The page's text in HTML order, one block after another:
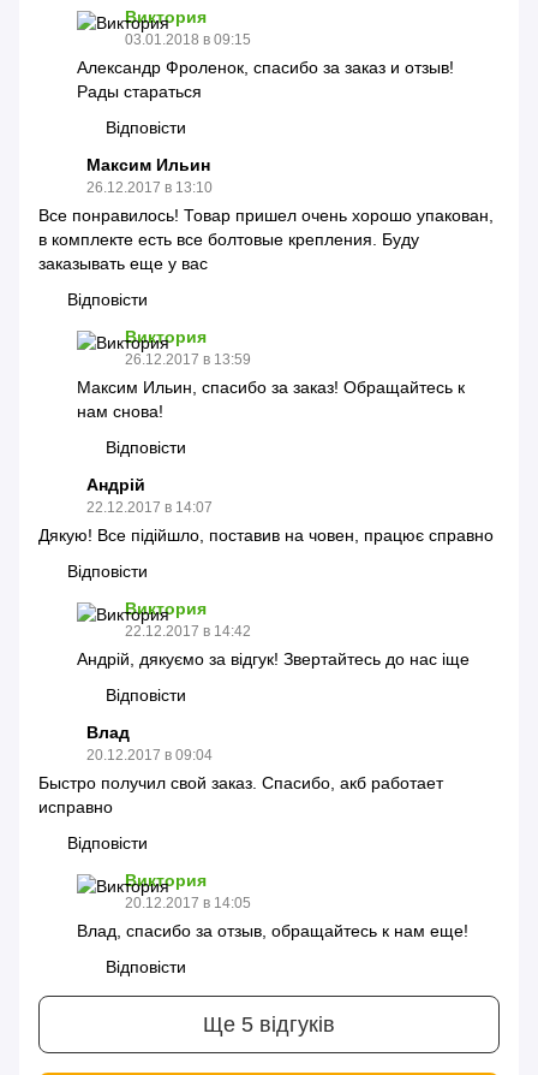
Виктория
03.01.2018 в 09:15
Александр Фроленок, спасибо за заказ и отзыв!
Рады стараться
Відповісти
Максим Ильин
26.12.2017 в 13:10
Все понравилось! Товар пришел очень хорошо упакован,
в комплекте есть все болтовые крепления. Буду
заказывать еще у вас
Відповісти
Виктория
26.12.2017 в 13:59
Максим Ильин, спасибо за заказ! Обращайтесь к
нам снова!
Відповісти
Андрій
22.12.2017 в 14:07
Дякую! Все підійшло, поставив на човен, працює справно
Відповісти
Виктория
22.12.2017 в 14:42
Андрій, дякуємо за відгук! Звертайтесь до нас іще
Відповісти
Влад
20.12.2017 в 09:04
Быстро получил свой заказ. Спасибо, акб работает
исправно
Відповісти
Виктория
20.12.2017 в 14:05
Влад, спасибо за отзыв, обращайтесь к нам еще!
Відповісти
Ще 5 відгуків